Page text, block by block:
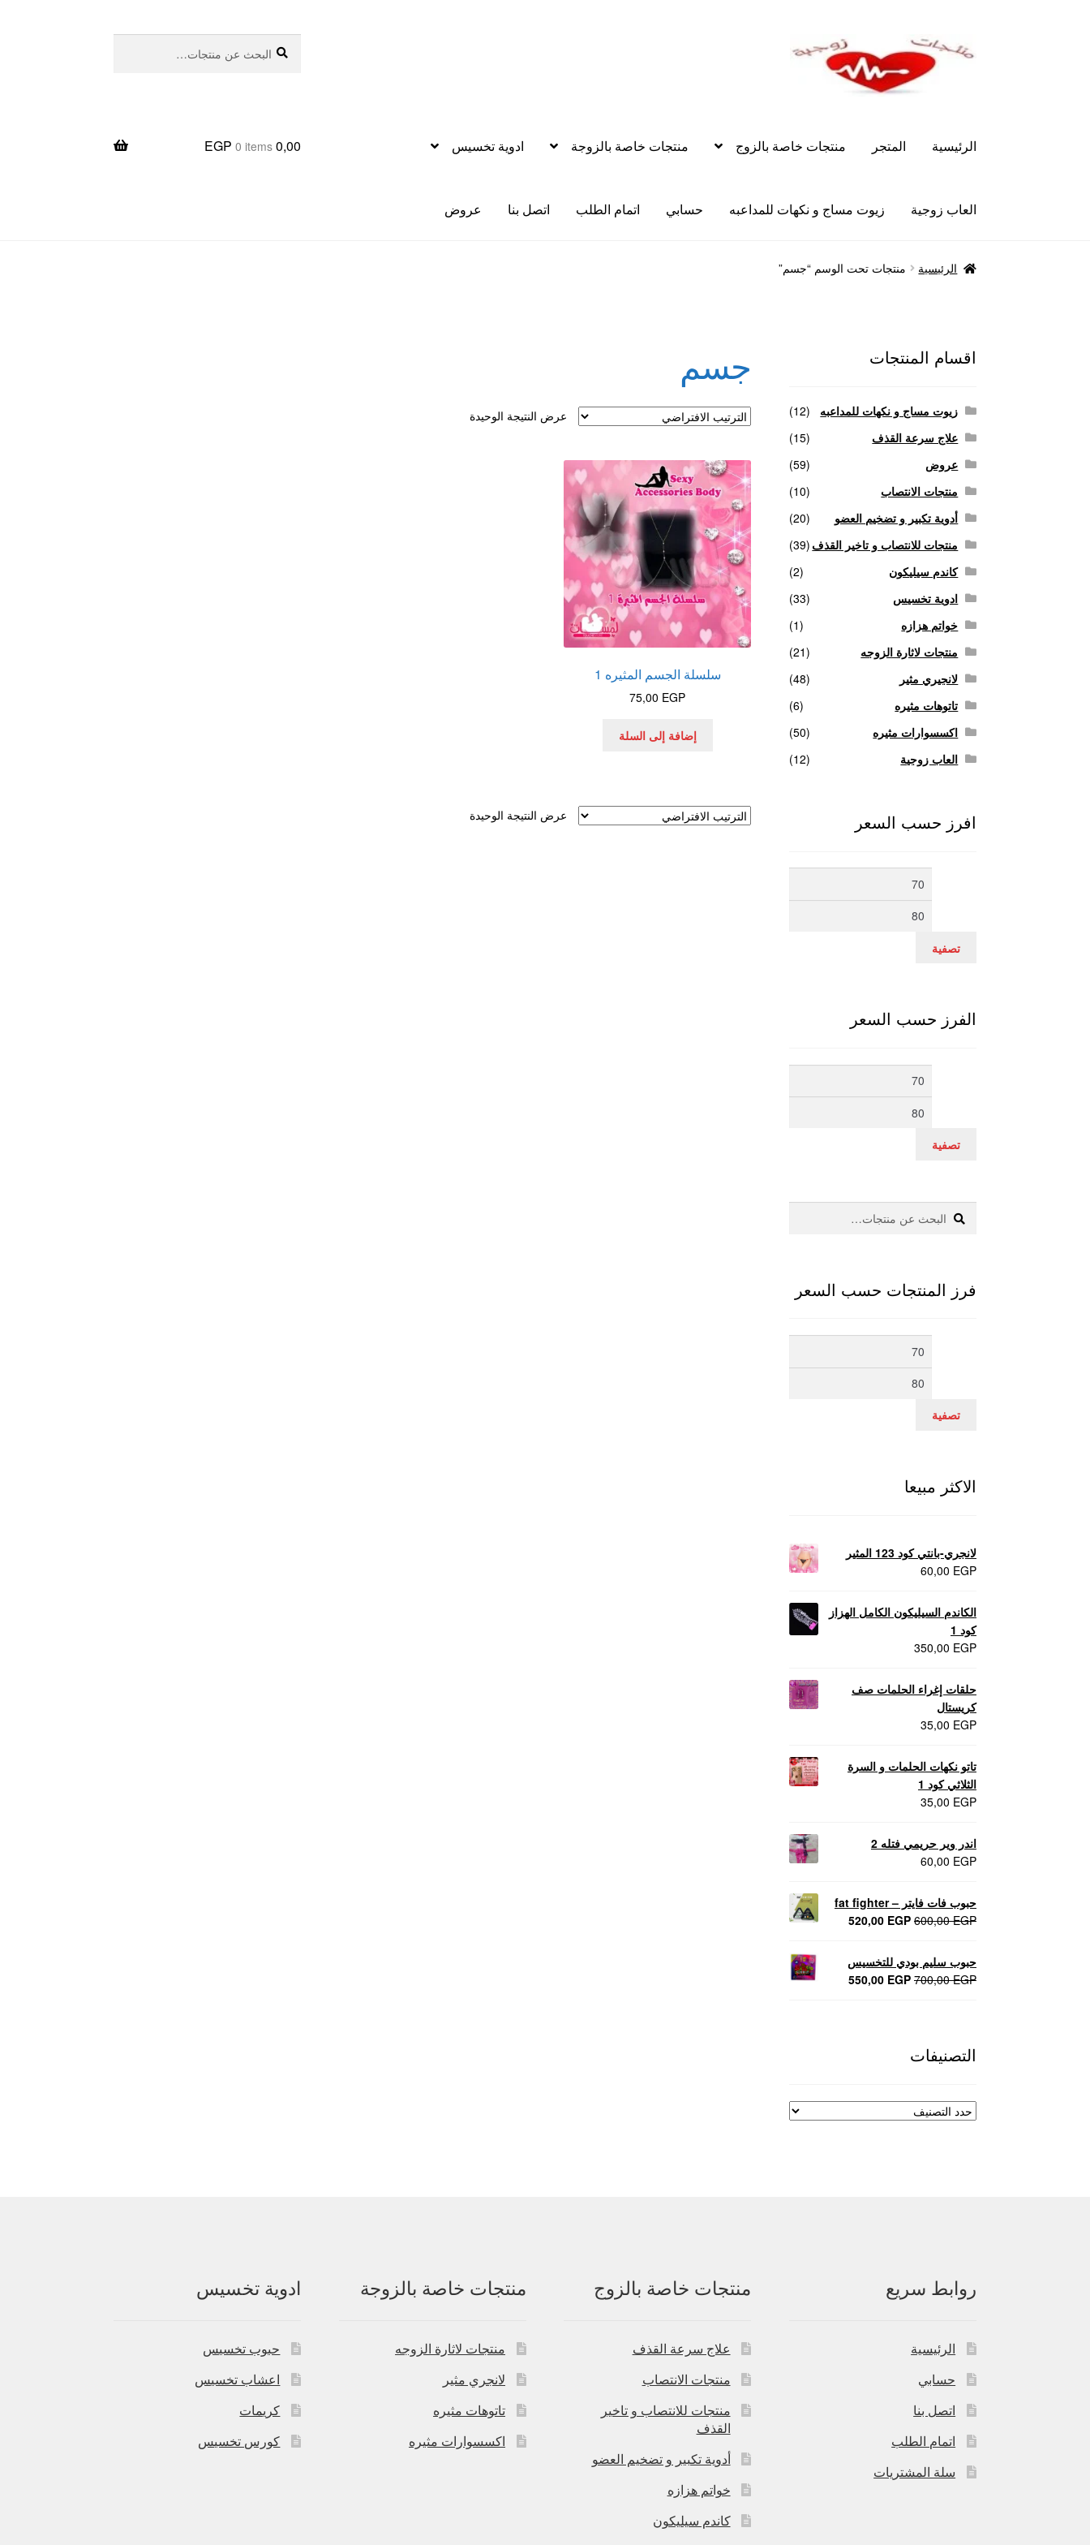
Skip
to
navigation
Skip
to
عن:
الرئيسية المتجر منتجات خاصة بالزوج منتجات خاصة بالزوجة ادوية تخسيس
العاب زوجية زيوت مساج و نكهات للمداعبه حسابي اتمام الطلب اتصل بنا عروض
الرئيسية Let’s Keep In Touch أدوية تكبير و تضخيم العضو
علاج سرعة القذف
0,00
EGP 0 items
الرئيسية منتجات تحت الوسم “جسم”
جسم
عرض النتيجة الوحيدة
سلسلة الجسم المثيره 1
75,00 EGP
إضافة إلى السلة
عرض النتيجة الوحيدة
اقسام المنتجات
زيوت مساج و نكهات للمداعبه
(12)
علاج سرعة القذف
(15)
عروض
(59)
منتجات الانتصاب
(10)
أدوية تكبير و تضخيم العضو
(20)
منتجات للانتصاب و تاخير القذف (39)
كاندم سيليكون
(2)
ادوية تخسيس
(33)
خواتم هزازه
(1)
منتجات لاثارة الزوجه
(21)
لانجيري مثير
(48)
تاتوهات مثيره
(6)
اكسسوارات مثيره
(50)
العاب زوجية
(12)
افرز حسب السعر
أدنى
تصفية
الفرز حسب السعر
أدنى
تصفية
البحث
عن:
بحث
فرز المنتجات حسب السعر
أدنى
تصفية
الاكثر مبيعا
لانجري-بانتي كود 123 المثير
60,00 EGP
الكاندم السيليكون الكامل الهزاز
كود 1
350,00 EGP
حلقات إغراء الحلمات صف
كريستال
35,00 EGP
تاتو نكهات الحلمات و السرة
الثلاثي كود 1
35,00 EGP
اندر وير حريمي فتله 2
60,00 EGP
حبوب فات فايتر – fat fighter
600,00EGP
السعر
600,00 EGP.
520,00 EGP
السعر
520,00 EGP.
حبوب سليم بودي للتخسيس
700,00EGP
السعر550,00 EGP
السعر
التصنيفات
روابط سريع
الرئيسية
حسابي
اتصل بنا
اتمام الطلب
سلة المشتريات
منتجات خاصة بالزوج
علاج سرعة القذف
منتجات الانتصاب
منتجات للانتصاب و تاخير
القذف
أدوية تكبير و تضخيم العضو
خواتم هزازه
كاندم سيليكون
منتجات خاصة بالزوجة
منتجات لاثارة الزوجه
لانجري مثير
تاتوهات مثيره
اكسسوارات مثيره
ادوية تخسيس
حبوب تخسيس
اعشاب تخسيس
كريمات
كورس تخسيس